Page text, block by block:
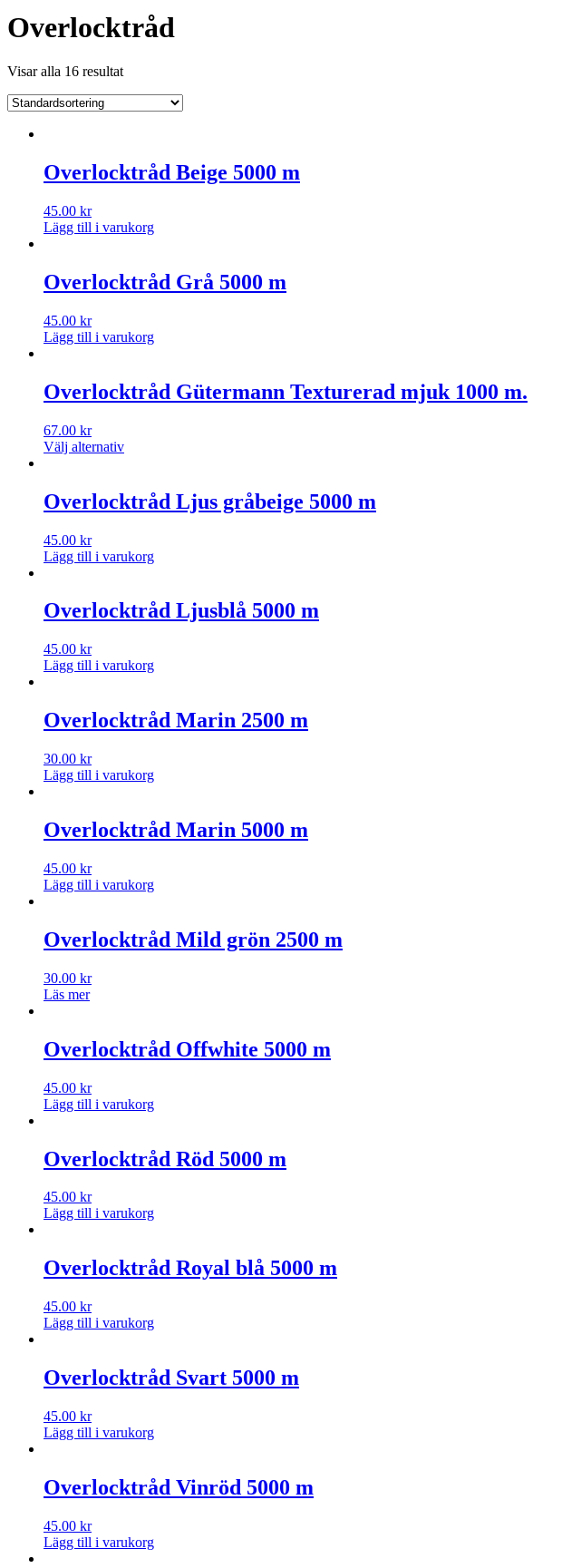
Overlocktråd
Visar alla 16 resultat
Overlocktråd Beige 5000 m
45.00 kr
Lägg till i varukorg
Overlocktråd Grå 5000 m
45.00 kr
Lägg till i varukorg
Overlocktråd Gütermann Texturerad mjuk 1000 m.
67.00 kr
Välj alternativ
Overlocktråd Ljus gråbeige 5000 m
45.00 kr
Lägg till i varukorg
Overlocktråd Ljusblå 5000 m
45.00 kr
Lägg till i varukorg
Overlocktråd Marin 2500 m
30.00 kr
Lägg till i varukorg
Overlocktråd Marin 5000 m
45.00 kr
Lägg till i varukorg
Overlocktråd Mild grön 2500 m
30.00 kr
Läs mer
Overlocktråd Offwhite 5000 m
45.00 kr
Lägg till i varukorg
Overlocktråd Röd 5000 m
45.00 kr
Lägg till i varukorg
Overlocktråd Royal blå 5000 m
45.00 kr
Lägg till i varukorg
Overlocktråd Svart 5000 m
45.00 kr
Lägg till i varukorg
Overlocktråd Vinröd 5000 m
45.00 kr
Lägg till i varukorg